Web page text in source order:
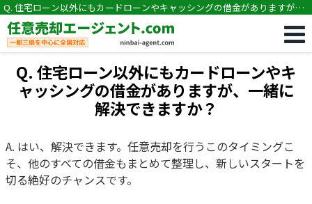
Q. 住宅ローン以外にもカードローンやキャッシングの借金がありますが、
一緒に解決できますか？
Q. 住宅ローン以外にもカードローンやキ
ャッシングの借金がありますが、一緒に
解決できますか？
A. はい、解決できます。任意売却を行うこのタイミングこ
そ、他のすべての借金もまとめて整理し、新しいスタートを
切る絶好のチャンスです。